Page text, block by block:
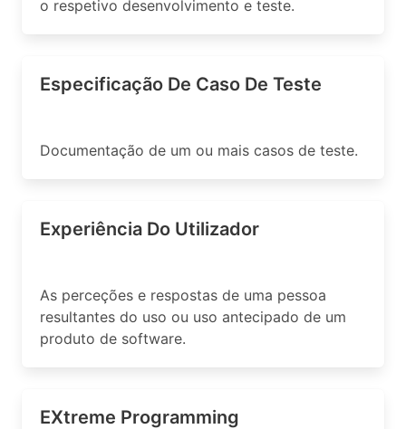
o respetivo desenvolvimento e teste.
Especificação De Caso De Teste
Documentação de um ou mais casos de teste.
Experiência Do Utilizador
As perceções e respostas de uma pessoa
resultantes do uso ou uso antecipado de um
produto de software.
EXtreme Programming